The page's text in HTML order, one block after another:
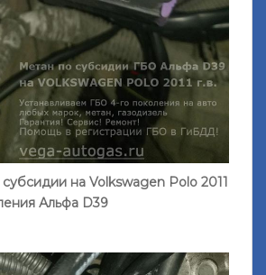
на Volkswagen Polo 2011
Альфа D39